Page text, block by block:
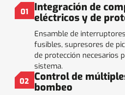
01
Integración de
eléctricos y de
Ensamble de
fusibles, supresores de
de protección necesarios
sistema.
02 Control de
bombeo